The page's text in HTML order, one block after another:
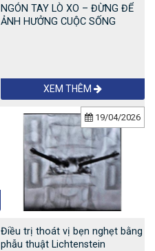
NGÓN TAY LÒ XO – ĐỪNG ĐỂ
ẢNH HƯỞNG CUỘC SỐNG
XEM THÊM
19/04/2026
Điều trị thoát vị bẹn nghẹt bằng
phẫu thuật Lichtenstein